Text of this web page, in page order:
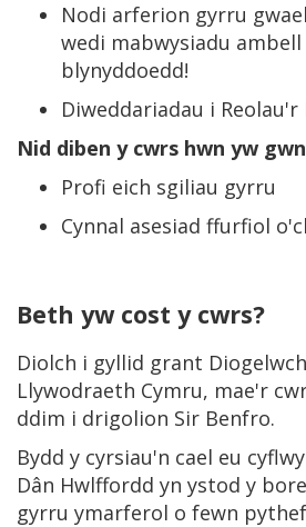
Nodi arferion gyrru
wedi mabwysiadu
blynyddoedd!
Diweddariadau i
Nid diben y cwrs hwn yw
Profi eich sgiliau gyrru
Cynnal asesiad ffurfiol
Beth yw cost y cwrs?
Diolch i gyllid grant
Llywodraeth Cymru, mae'r
ddim i drigolion Sir Benfro.
Bydd y cyrsiau'n cael eu
Dân Hwlffordd yn ystod y
gyrru ymarferol o fewn